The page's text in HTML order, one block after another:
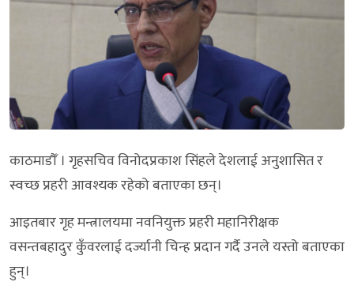
काठमाडौँ । गृहसचिव विनोदप्रकाश सिंहले देशलाई अनुशासित र
स्वच्छ प्रहरी आवश्यक रहेको बताएका छन्।
आइतबार गृह मन्त्रालयमा नवनियुक्त प्रहरी महानिरीक्षक
वसन्तबहादुर कुँवरलाई दर्ज्यानी चिन्ह प्रदान गर्दै उनले यस्तो बताएका
हुन्।